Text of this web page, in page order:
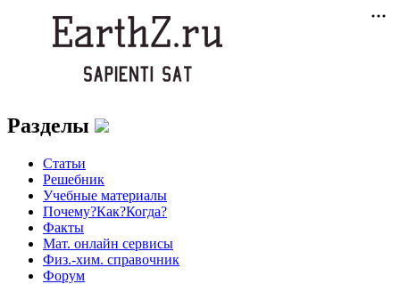
Разделы
Статьи
Решебник
Учебные материалы
Почему?Как?Когда?
Факты
Мат. онлайн сервисы
Физ.-хим. справочник
Форум